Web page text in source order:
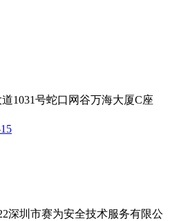
1031号蛇口网谷万海大厦C座
深圳市赛为安全技术服务有限公